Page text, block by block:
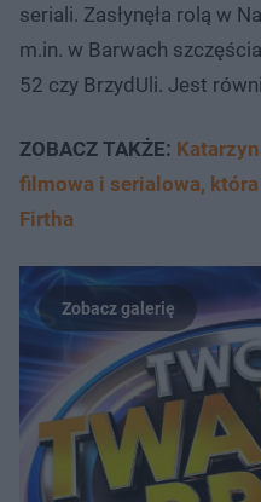
seriali. Zasłynęła rolą w
m.in. w Barwach
52 czy BrzydUli. Jest
ZOBACZ TAKŻE:
filmowa i serialowa, która
Firtha